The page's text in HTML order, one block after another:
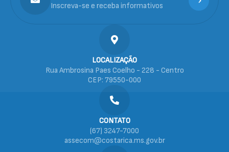
LOCALIZAÇÃO
Rua Ambrosina Paes Coelho - 228 - Centro
CEP: 79550-000
CONTATO
(67) 3247-7000
assecom@costarica.ms.gov.br
Inscreva-se e receba informativos